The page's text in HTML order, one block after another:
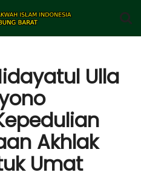
Ulla
Akhlak
Umat